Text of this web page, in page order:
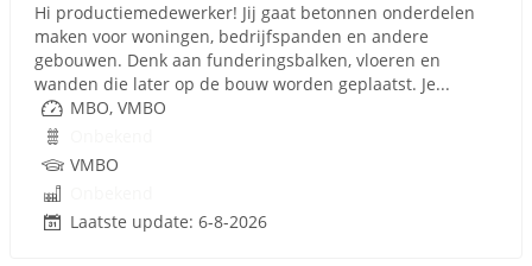
Hi productiemedewerker! Jij gaat betonnen onderdelen
maken voor woningen, bedrijfspanden en andere
gebouwen. Denk aan funderingsbalken, vloeren en
wanden die later op de bouw worden geplaatst. Je...
MBO, VMBO
VMBO
Laatste update: 6-8-2026